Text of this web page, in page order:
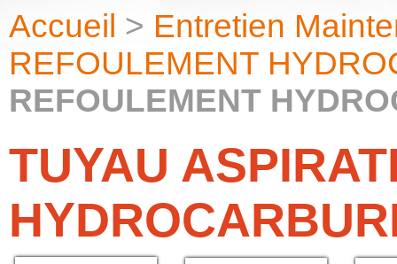
Accueil > Entretien
REFOULEMENT
REFOULEMENT
TUYAU